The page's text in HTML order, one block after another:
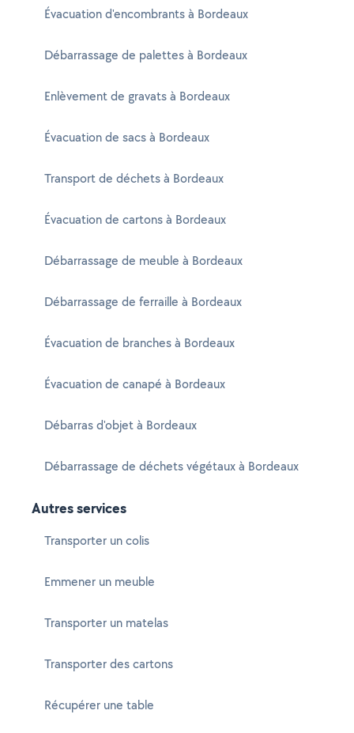
Évacuation d'encombrants à Bordeaux
Débarrassage de palettes à Bordeaux
Enlèvement de gravats à Bordeaux
Évacuation de sacs à Bordeaux
Transport de déchets à Bordeaux
Évacuation de cartons à Bordeaux
Débarrassage de meuble à Bordeaux
Débarrassage de ferraille à Bordeaux
Évacuation de branches à Bordeaux
Évacuation de canapé à Bordeaux
Débarras d'objet à Bordeaux
Débarrassage de déchets végétaux à Bordeaux
Autres services
Transporter un colis
Emmener un meuble
Transporter un matelas
Transporter des cartons
Récupérer une table